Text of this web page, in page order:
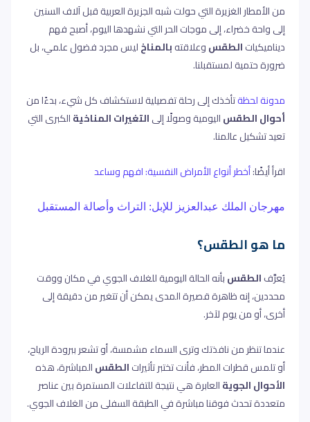
من الأمطار الغزيرة التي حولت شبه الجزيرة العربية قبل آلاف السنين
إلى واحة خضراء، إلى موجات الحر التي نشهدها اليوم، أصبح فهم
ديناميكياتالطقسوعلاقتهبالمناخليس مجرد فضول علمي، بل
ضرورة حتمية لمستقبلنا.
مدونة لحظةتأخذك إلى رحلة تفصيلية لاستكشاف كل شيء، بدءًا من
أحوال الطقساليومية وصولًا إلىالتغيرات المناخيةالكبرى التي
تعيد تشكيل عالمنا.
اقرأ أيضًا:أخطر أنواع الأمراض النفسية: افهم وساعد
مهرجان الملك عبدالعزيز للإبل: التراث وأصالة المستقبل
ما هو الطقس؟
يُعرَّفالطقسبأنه الحالة اليومية للغلاف الجوي في مكان ووقت
محددين،إنه ظاهرة قصيرة المدى يمكن أن تتغير من دقيقة إلى
أخرى، أو من يوم لآخر.
عندما تنظر من نافذتك وترى السماء مشمسة، أو تشعر ببرودة الرياح،
أو تلمس قطرات المطر، فأنت تختبر تأثيراتالطقسالمباشرة، هذه
الأحوال الجويةالعابرة هي نتيجة للتفاعلات المستمرة بين عناصر
متعددة تحدث فوقنا مباشرة في الطبقة السفلى من الغلاف الجوي.